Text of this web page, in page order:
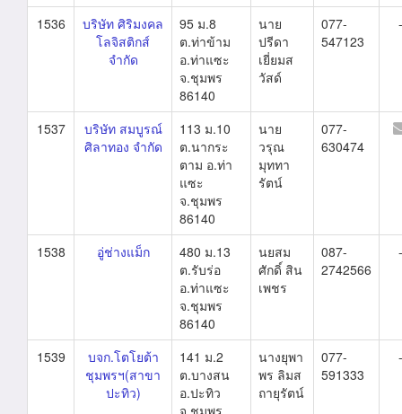
1536
บริษัท ศิริมงคล
โลจิสติกส์
จำกัด
95 ม.8
ต.ท่าข้าม
อ.ท่าแซะ
จ.ชุมพร
86140
นาย
ปรีดา
เยี่ยมส
วัสด์
077-
547123
-
1537
บริษัท สมบูรณ์
ศิลาทอง จำกัด
113 ม.10
ต.นากระ
ตาม อ.ท่า
แซะ
จ.ชุมพร
86140
นาย
วรุณ
มุททา
รัตน์
077-
630474
1538 อู่ช่างแม็ก
480 ม.13
ต.รับร่อ
อ.ท่าแซะ
จ.ชุมพร
86140
นยสม
ศักดิ์ สิน
เพชร
087-
2742566
-
1539
บจก.โตโยต้า
ชุมพรฯ(สาขา
ปะทิว)
141 ม.2
ต.บางสน
อ.ปะทิว
จ.ชุมพร
นางยุพา
พร ลิมส
ถายุรัตน์
077-
591333
-